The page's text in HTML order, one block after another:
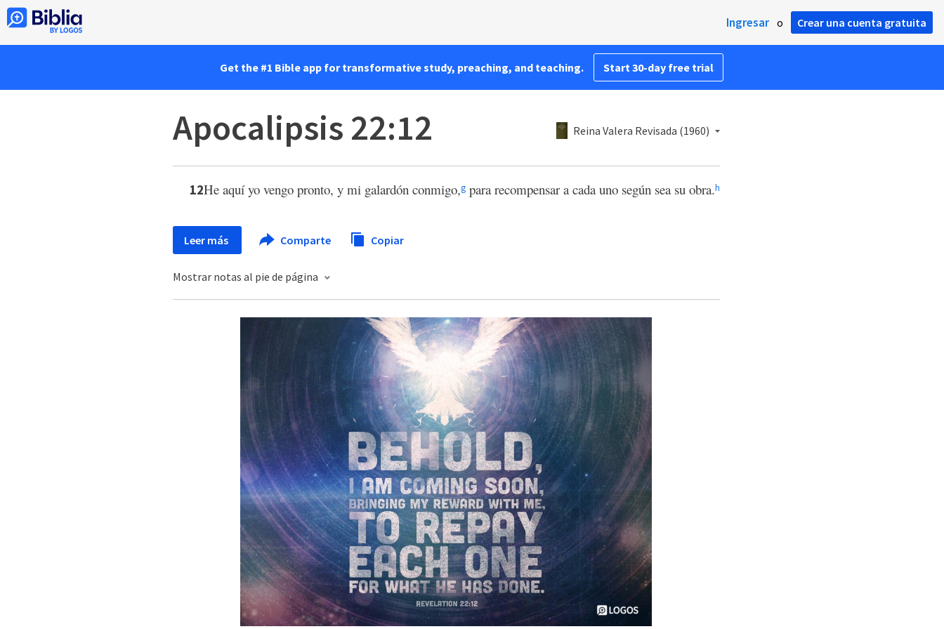
Ingresar o Crear una cuenta gratuita
Get the #1 Bible app for transformative study, preaching, and teaching. Start 30-day free trial
Apocalipsis 22:12 Reina Valera Revisada (1960)
12He aquí yo vengo pronto, y mi galardón conmigo,gpara recompensar a cada uno según sea su obra.h
Leer más Comparte Copiar
Mostrar notas al pie de página